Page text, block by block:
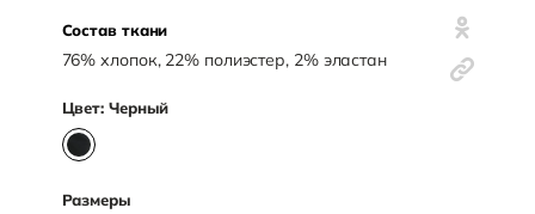
Состав ткани
76%хлопок, 22% полиэстер, 2% эластан
Цвет: Черный
Размеры